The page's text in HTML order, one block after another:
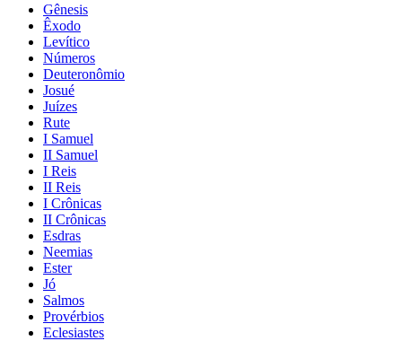
Gênesis
Êxodo
Levítico
Números
Deuteronômio
Josué
Juízes
Rute
I Samuel
II Samuel
I Reis
II Reis
I Crônicas
II Crônicas
Esdras
Neemias
Ester
Jó
Salmos
Provérbios
Eclesiastes